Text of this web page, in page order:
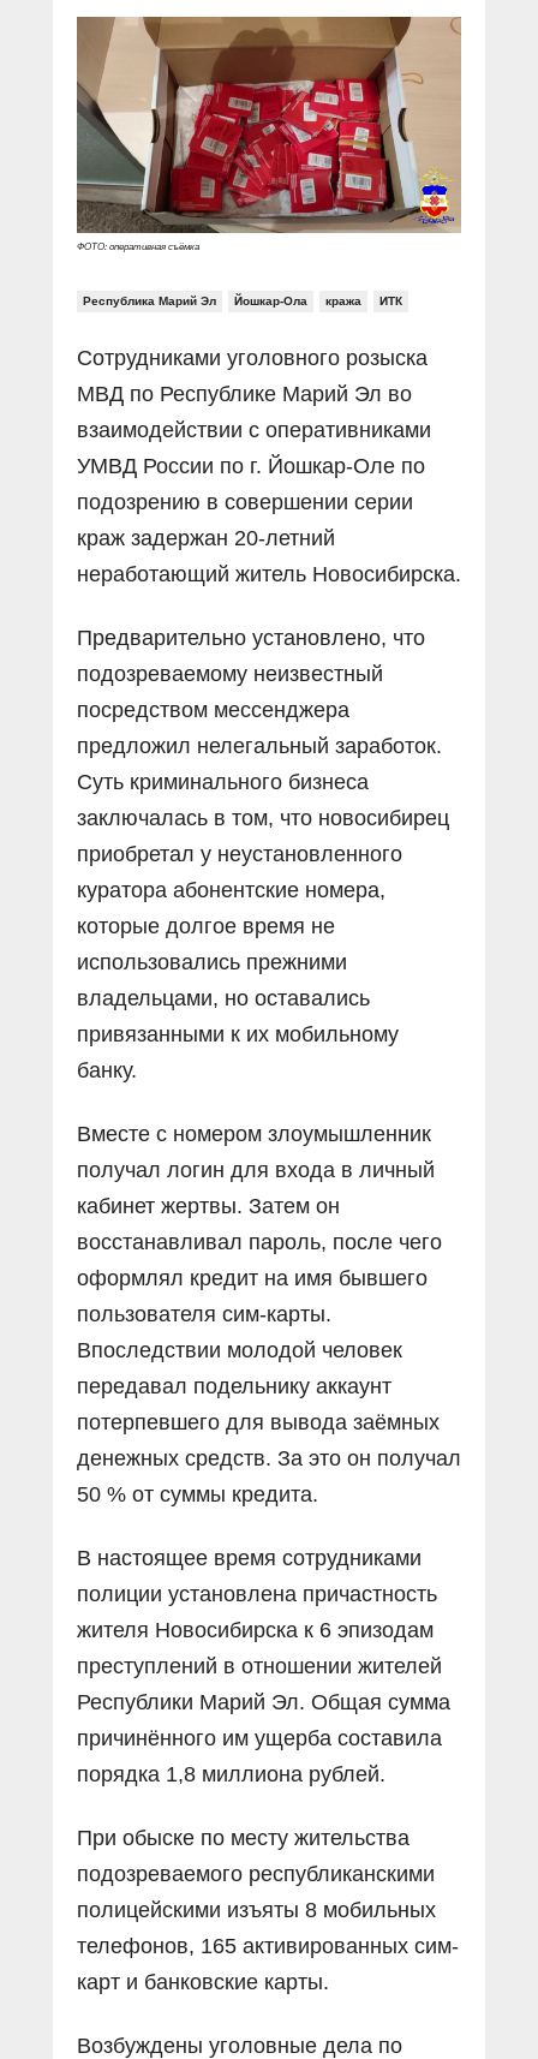
Документальные фильмы
В знании сила
Специальный репортаж
КиберПОСТОВОЙ
Газета «Щит и меч»
Журнал «Полиция России»
О ПОРТАЛЕ
Контакты
Вакансии
ФОТО: оперативная съёмка
Республика Марий Эл Йошкар-Ола кража ИТК
Сотрудниками уголовного розыска
МВД по Республике Марий Эл во
взаимодействии с оперативниками
УМВД России по г. Йошкар-Оле по
подозрению в совершении серии
краж задержан 20-летний
неработающий житель Новосибирска.
Предварительно установлено, что
подозреваемому неизвестный
посредством мессенджера
предложил нелегальный заработок.
Суть криминального бизнеса
заключалась в том, что новосибирец
приобретал у неустановленного
куратора абонентские номера,
которые долгое время не
использовались прежними
владельцами, но оставались
привязанными к их мобильному
банку.
Вместе с номером злоумышленник
получал логин для входа в личный
кабинет жертвы. Затем он
восстанавливал пароль, после чего
оформлял кредит на имя бывшего
пользователя сим-карты.
Впоследствии молодой человек
передавал подельнику аккаунт
потерпевшего для вывода заёмных
денежных средств. За это он получал
50 % от суммы кредита.
В настоящее время сотрудниками
полиции установлена причастность
жителя Новосибирска к 6 эпизодам
преступлений в отношении жителей
Республики Марий Эл. Общая сумма
причинённого им ущерба составила
порядка 1,8 миллиона рублей.
При обыске по месту жительства
подозреваемого республиканскими
полицейскими изъяты 8 мобильных
телефонов, 165 активированных сим-
карт и банковские карты.
Возбуждены уголовные дела по